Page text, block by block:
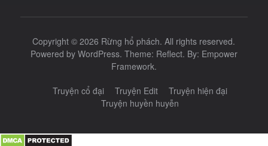
Copyright © 2026 Rừng hổ phách. All rights reserved.
Powered by WordPress. Theme: Reflect. By: Empower
Framework.
Truyện cổ đại Truyện Edit
Truyện hiện đại
Truyện huyền huyễn